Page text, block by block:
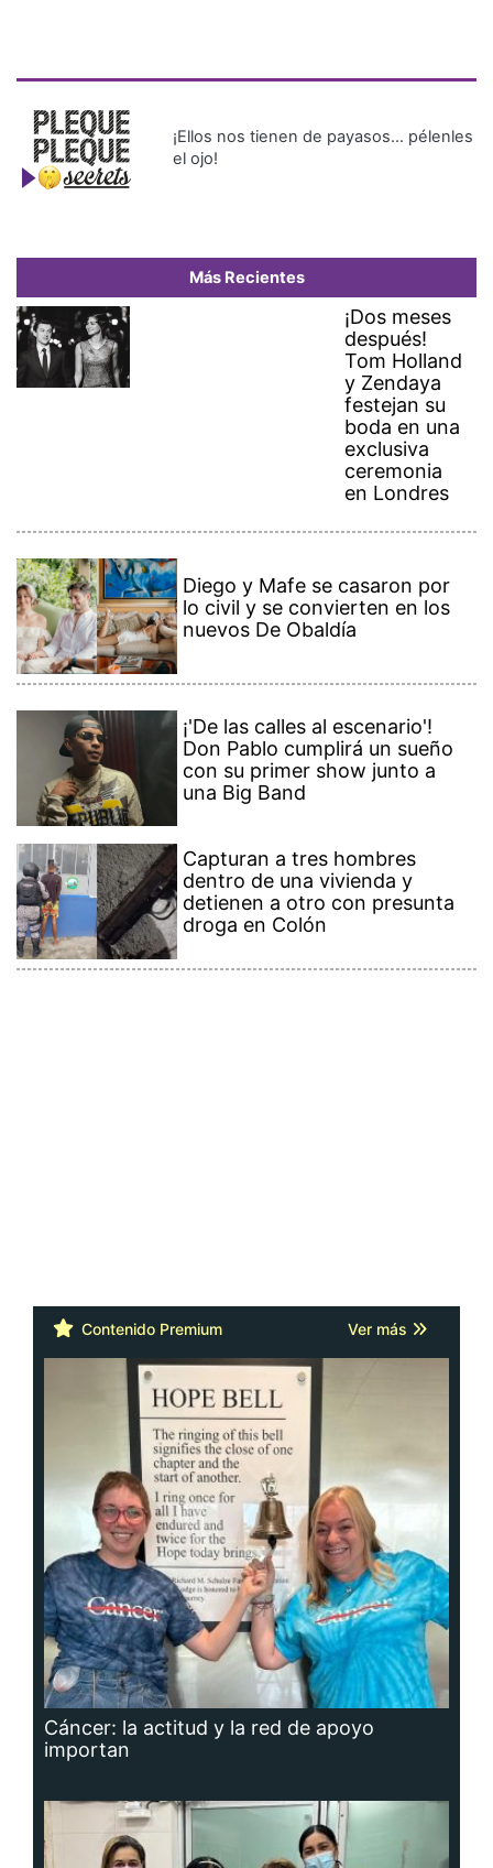
¡Ellos nos tienen de payasos… pélenles
el ojo!
Más Recientes
¡Dos meses
después!
Tom Holland
y Zendaya
festejan su
boda en una
exclusiva
ceremonia
en Londres
Diego y Mafe se casaron por
lo civil y se convierten en los
nuevos De Obaldía
¡'De las calles al escenario'!
Don Pablo cumplirá un sueño
con su primer show junto a
una Big Band
Capturan a tres hombres
dentro de una vivienda y
detienen a otro con presunta
droga en Colón
Contenido Premium Ver más
Cáncer: la actitud y la red de apoyo
importan